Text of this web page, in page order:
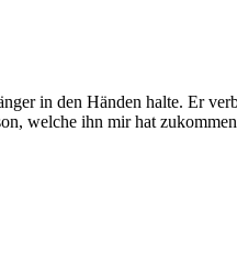
in den Händen halte. Er
welche ihn mir hat